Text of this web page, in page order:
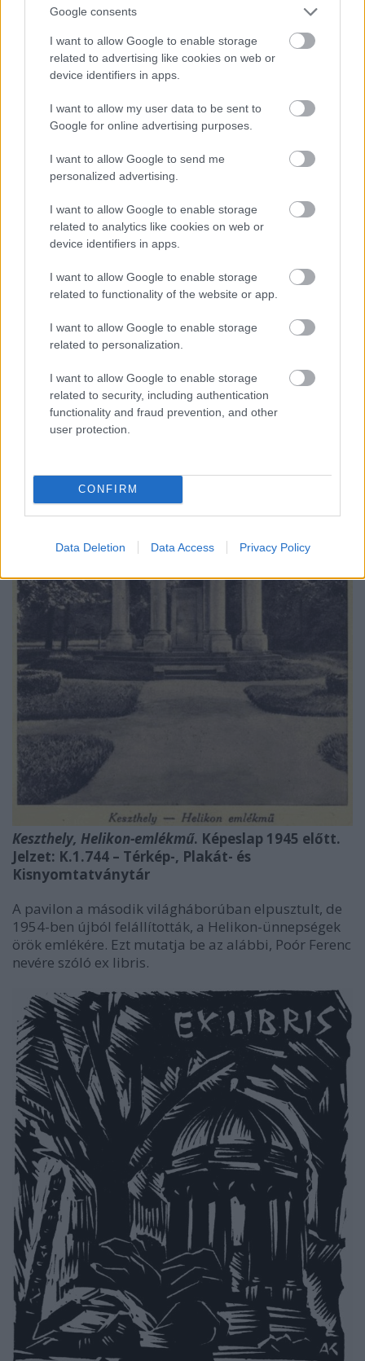
Google consents
I want to allow Google to enable storage
related to advertising like cookies on web or
device identifiers in apps.
I want to allow my user data to be sent to
Google for online advertising purposes.
I want to allow Google to send me
personalized advertising.
I want to allow Google to enable storage
related to analytics like cookies on web or
device identifiers in apps.
I want to allow Google to enable storage
related to functionality of the website or app.
I want to allow Google to enable storage
related to personalization.
I want to allow Google to enable storage
related to security, including authentication
functionality and fraud prevention, and other
user protection.
CONFIRM
Data Deletion Data Access Privacy Policy
eseménysorozatot rendezett, amelyeken a helybeli
diákság mellett megjelentek a kor ismert költői, írói.
A dunántúli magyar írók találkozójaként szervezett
irodalmi eseményeket Festetics anyagi
támogatásával rendezték, a gróf azonban az 1819
februárjában tartott ünnepség után hamarosan
elhunyt, e rendezvények így abbamaradtak. A
résztvevők emlékfákat is ültettek a parkban,
melyeket sajnálatos módon az 1900-as évek
legelején kivágtak, majd 1920-ban a város lakói
épült fel a nyolcoszlopos, kupolás Helikon-
emlékpavilon, melyet 1921. július 2-án avattak fel.
Ez a két világháború közötti állapotában látható az
Keszthely, Helikon-emlékmű. Képeslap 1945 előtt.
Jelzet: K.1.744 – Térkép-, Plakát- és
Kisnyomtatványtár
A pavilon a második világháborúban elpusztult, de
1954-ben újból felállították, a Helikon-ünnepségek
örök emlékére. Ezt mutatja be az alábbi, Poór Ferenc
nevére szóló ex libris.